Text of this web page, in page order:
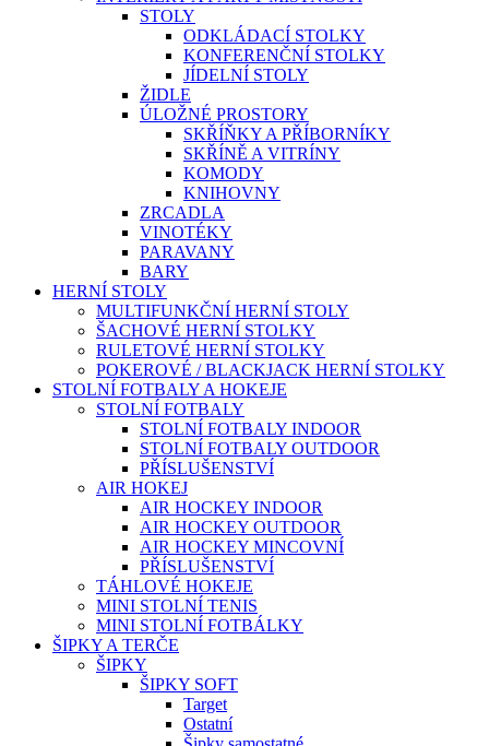
STOLY
ODKLÁDACÍ STOLKY
KONFERENČNÍ STOLKY
JÍDELNÍ STOLY
ŽIDLE
ÚLOŽNÉ PROSTORY
SKŘÍŇKY A PŘÍBORNÍKY
SKŘÍNĚ A VITRÍNY
KOMODY
KNIHOVNY
ZRCADLA
VINOTÉKY
PARAVANY
BARY
HERNÍ STOLY
MULTIFUNKČNÍ HERNÍ STOLY
ŠACHOVÉ HERNÍ STOLKY
RULETOVÉ HERNÍ STOLKY
POKEROVÉ / BLACKJACK HERNÍ STOLKY
STOLNÍ FOTBALY A HOKEJE
STOLNÍ FOTBALY
STOLNÍ FOTBALY INDOOR
STOLNÍ FOTBALY OUTDOOR
PŘÍSLUŠENSTVÍ
AIR HOKEJ
AIR HOCKEY INDOOR
AIR HOCKEY OUTDOOR
AIR HOCKEY MINCOVNÍ
PŘÍSLUŠENSTVÍ
TÁHLOVÉ HOKEJE
MINI STOLNÍ TENIS
MINI STOLNÍ FOTBÁLKY
ŠIPKY A TERČE
ŠIPKY
ŠIPKY SOFT
Target
Ostatní